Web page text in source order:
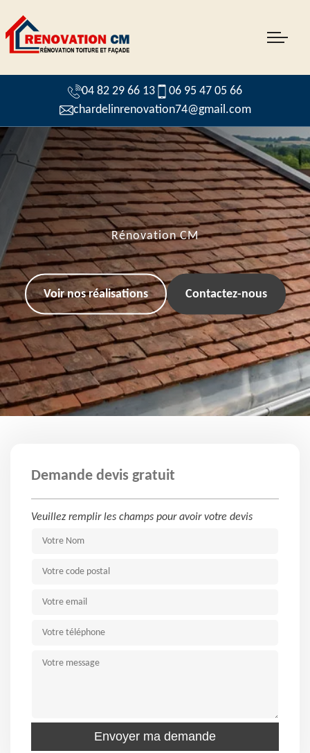
04 82 29 66 13
06 95 47 05 66
chardelinrenovation74@gmail.com
Rénovation CM
Voir nos réalisations Contactez-nous
Demande devis gratuit
Veuillez remplir les champs pour avoir votre devis